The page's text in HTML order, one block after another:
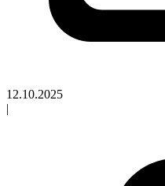
12.10.2025
|